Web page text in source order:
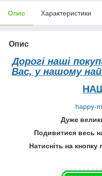
Опис Характеристики
Опис
Дорогі наші
Вас, у нашому
happy-
Дуже
Подивитися весь
Натисніть на